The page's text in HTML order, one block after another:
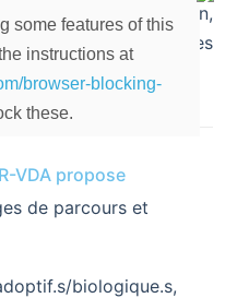
ces personnes. Enfin,
notre association, ses
et ses événements.
VDA propose
de parcours et
biologique.s,
some features of this
instructions at
browser-blocking-
these.